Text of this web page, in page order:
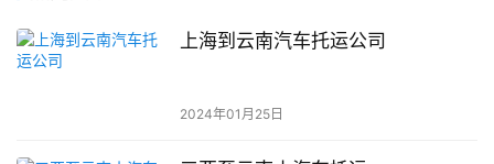
上海到云南汽车托运公司
2024年01月25日